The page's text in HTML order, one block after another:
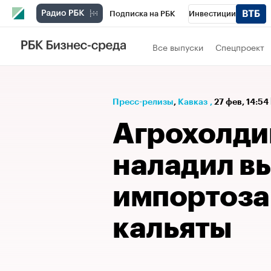
Подписка на РБК Инвестиции
РБК Вино
Проверка контрагентов
Все выпуски Спецпроект
Пресс-релизы⁠, Кавказ , 27 фев, 14:54
наладил
кальяты